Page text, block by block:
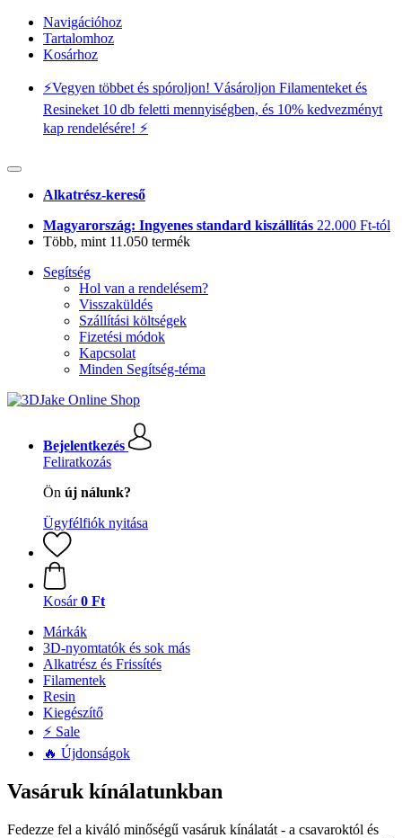
Navigációhoz
Tartalomhoz
Kosárhoz
⚡️Vegyen többet és spóroljon! Vásároljon Filamenteket és
Resineket 10 db feletti mennyiségben, és 10% kedvezményt
kap rendelésére! ⚡️
Alkatrész-kereső
Magyarország: Ingyenes standard kiszállítás 22.000 Ft-tól
Több, mint 11.050 termék
Segítség
Hol van a rendelésem?
Visszaküldés
Szállítási költségek
Fizetési módok
Kapcsolat
Minden Segítség-téma
Bejelentkezés
Feliratkozás
Ön új nálunk?
Ügyfélfiók nyitása
Kosár 0 Ft
Márkák
3D-nyomtatók és sok más
Alkatrész és Frissítés
Filamentek
Resin
Kiegészítő
⚡ Sale
🔥 Újdonságok
Vasáruk kínálatunkban
Fedezze fel a kiváló minőségű vasáruk kínálatát - a csavaroktól és